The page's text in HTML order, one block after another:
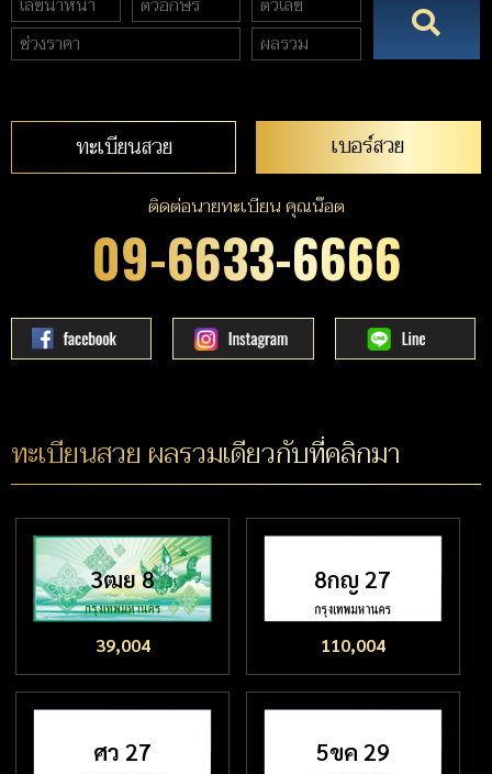
ทะเบียนสวย เบอร์สวย
ติดต่อนายทะเบียน คุณน๊อต
09-6633-6666
ทะเบียนสวย ผลรวมเดียวกับที่คลิกมา
3ฒย 8
39,004
8กญ 27
110,004
ศว 27 5ขค 29